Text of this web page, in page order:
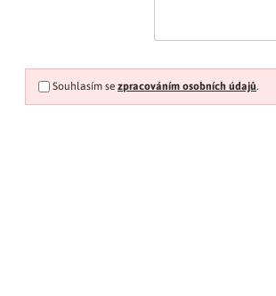
Souhlasím sezpracováním osobních údajů.